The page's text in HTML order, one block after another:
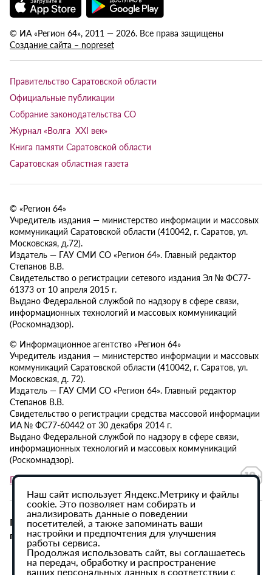
© ИА «Регион 64», 2011 — 2026. Все права защищены
Создание сайта – nopreset
Правительство Саратовской области
Официальные публикации
Собрание законодательства СО
Журнал «Волга XXI век»
Книга памяти Саратовской области
Саратовская областная газета
© «Регион 64»
Учредитель издания — министерство информации и массовых
коммуникаций Саратовской области (410042, г. Саратов, ул.
Московская, д.72).
Издатель — ГАУ СМИ СО «Регион 64». Главный редактор
Степанов В.В.
Свидетельство о регистрации сетевого издания Эл № ФС77-
61373 от 10 апреля 2015 г.
Выдано Федеральной службой по надзору в сфере связи,
информационных технологий и массовых коммуникаций
(Роскомнадзор).
© Информационное агентство «Регион 64»
Учредитель издания — министерство информации и массовых
коммуникаций Саратовской области (410042, г. Саратов, ул.
Московская, д. 72).
Издатель — ГАУ СМИ СО «Регион 64». Главный редактор
Степанов В.В.
Свидетельство о регистрации средства массовой информации
ИА № ФС77-60442 от 30 декабря 2014 г.
Выдано Федеральной службой по надзору в сфере связи,
информационных технологий и массовых коммуникаций
(Роскомнадзор).
Политика в отношении обработки персональных данных
При использовании материалов сайта активная
гиперссылка на ИА «Регион 64» обязательна.
Наш сайт использует Яндекс.Метрику и файлы
cookie. Это позволяет нам собирать и
анализировать данные о поведении
посетителей, а также запоминать ваши
настройки и предпочтения для улучшения
работы сервиса.
Продолжая использовать сайт, вы соглашаетесь
на передач, обработку и распространение
ваших персональных данных в соответствии с